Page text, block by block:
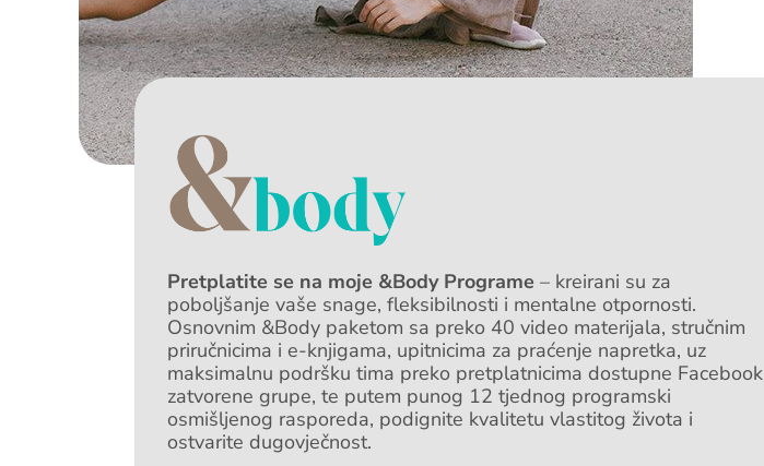
Pretplatite se na moje &Body Programe – kreirani su za
poboljšanje vaše snage, fleksibilnosti i mentalne otpornosti.
Osnovnim &Body paketom sa preko 40 video materijala, stručnim
priručnicima i e-knjigama, upitnicima za praćenje napretka, uz
maksimalnu podršku tima preko pretplatnicima dostupne Facebook
zatvorene grupe, te putem punog 12 tjednog programski
osmišljenog rasporeda, podignite kvalitetu vlastitog života i
ostvarite dugovječnost.